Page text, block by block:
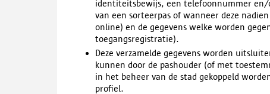
identiteitsbewijs, een telefoonnummer en/
van een sorteerpas of wanneer deze
online) en de gegevens welke worden
toegangsregistratie).
Deze verzamelde gegevens worden
kunnen door de pashouder (of met
in het beheer van de stad gekoppeld
profiel.